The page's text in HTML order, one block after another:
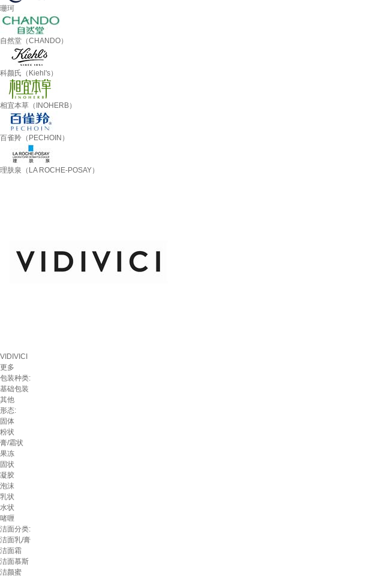
珊珂
自然堂（CHANDO）
科颜氏（Kiehl's）
相宜本草（INOHERB）
百雀羚（PECHOIN）
理肤泉（LA ROCHE-POSAY）
VIDIVICI
更多
包装种类:
基础包装
其他
形态:
固体
粉状
膏/霜状
果冻
固状
凝胶
泡沫
乳状
水状
啫喱
洁面分类:
洁面乳/膏
洁面霜
洁面慕斯
洁颜蜜